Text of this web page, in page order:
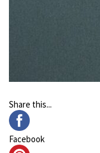
Share this...
Facebook